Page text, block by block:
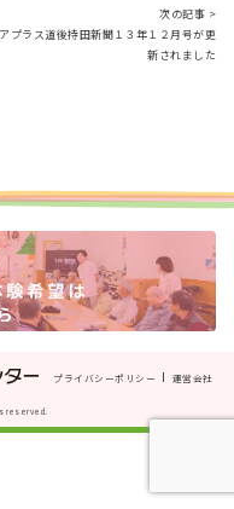
次の記事 >
プラス道後持田新聞１３年１２月号が更
新されました
プライバシーポリシー 運営会社
reserved.